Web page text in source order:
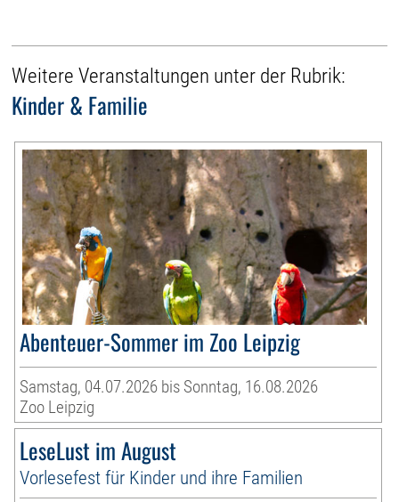
Weitere Veranstaltungen unter der Rubrik:
Kinder & Familie
Abenteuer-Sommer im Zoo Leipzig
Samstag, 04.07.2026 bis Sonntag, 16.08.2026
Zoo Leipzig
LeseLust im August
Vorlesefest für Kinder und ihre Familien